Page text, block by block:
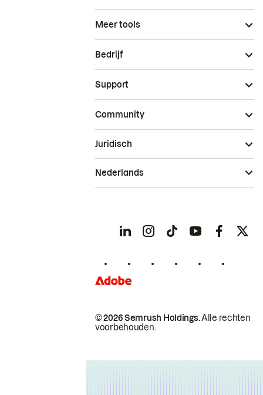
Meer tools
Bedrijf
Support
Community
© 2026 Semrush Holdings.Alle rechten
voorbehouden.
Juridisch
Nederlands